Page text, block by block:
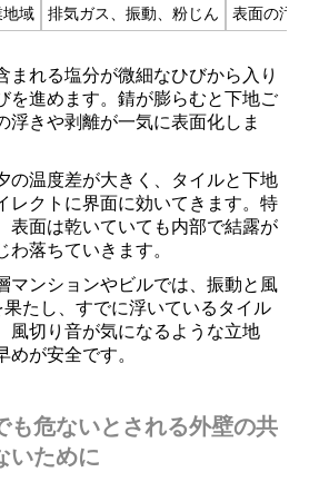
地域
排気ガス、振動、粉じん 表面の汚
まれる塩分が微細なひびから入り
を進めます。錆が膨らむと下地ご
浮きや剥離が一気に表面化しま
の温度差が大きく、タイルと下地
レクトに界面に効いてきます。特
表面は乾いていても内部で結露が
落ちていきます。
マンションやビルでは、振動と風
果たし、すでに浮いているタイル
風切り音が気になるような立地
めが安全です。
も危ないとされる外壁の共
いために